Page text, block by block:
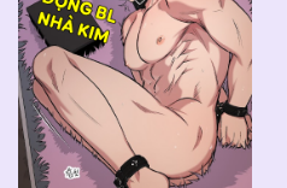
Chapter 77 04/06/2025
Chapter 76 04/06/2025